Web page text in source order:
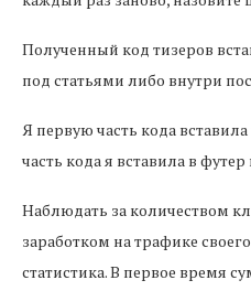
Полученный код тизеров
под статьями либо внутри
Я первую часть кода
часть кода я вставила в
Наблюдать за количеством
заработком на трафике
статистика. В первое время